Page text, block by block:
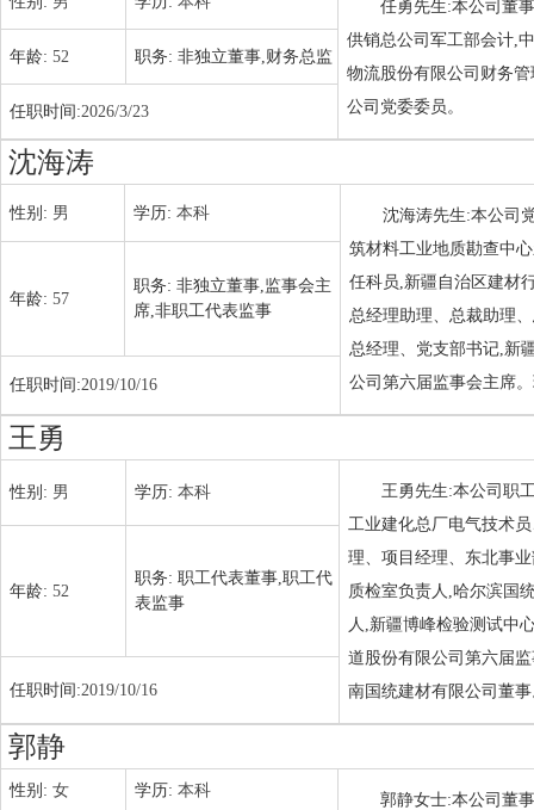
任勇先生:本公司董
供销总公司军工部会计,
物流股份有限公司财务
公司党委委员。
年龄: 52 职务: 非独立董事,财务总监
任职时间:2026/3/23
沈海涛
性别: 男 学历: 本科
沈海涛先生:本公司
筑材料工业地质勘查中
任科员,新疆自治区建材
总经理助理、总裁助理
总经理、党支部书记,新
公司第六届监事会主席
年龄: 57
职务: 非独立董事,监事会主
席,非职工代表监事
任职时间:2019/10/16
王勇
性别: 男 学历: 本科
王勇先生:本公司职
工业建化总厂电气技术
理、项目经理、东北事
质检室负责人,哈尔滨国
人,新疆博峰检验测试中
道股份有限公司第六届
南国统建材有限公司董
年龄: 52
职务: 职工代表董事,职工代
表监事
任职时间:2019/10/16
郭静
性别: 女 学历: 本科
郭静女士:本公司董